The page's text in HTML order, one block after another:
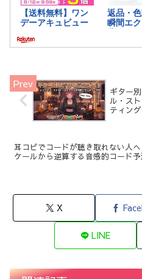
ギター
ル・ス
ティン
耳コピでコードが聴き取れない人へ
ケールから逆算する音感的コード
X
LINE